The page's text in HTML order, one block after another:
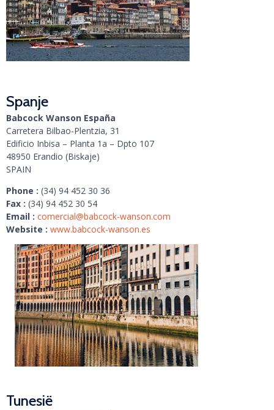
Spanje
Babcock Wanson España
Carretera Bilbao-Plentzia, 31
Edificio Inbisa – Planta 1a – Dpto 107
48950 Erandio (Biskaje)
SPAIN
Phone : (34) 94 452 30 36
Fax : (34) 94 452 30 54
Email : comercial@babcock-wanson.com
Website : www.babcock-wanson.es
Tunesië